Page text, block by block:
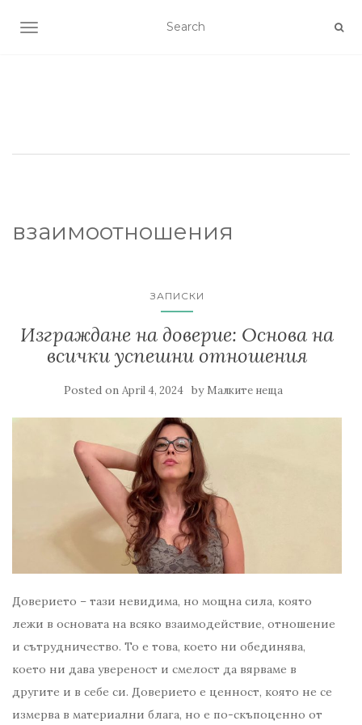
TOGGLE NAVIGATION
взаимоотношения
ЗАПИСКИ
Изграждане на доверие: Основа на
всички успешни отношения
Posted on April 4, 2024 by Малките неща
Доверието – тази невидима, но мощна сила, която
лежи в основата на всяко взаимодействие, отношение
и сътрудничество. То е това, което ни обединява,
което ни дава увереност и смелост да вярваме в
другите и в себе си. Доверието е ценност, която не се
измерва в материални блага, но е по-скъпоценно от